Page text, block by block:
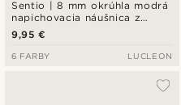
Sentio | 8 mm okrúhla modrá
napichovacia náušnica z
chirurgickej ocele
9,95 €
6 FARBY LUCLEON